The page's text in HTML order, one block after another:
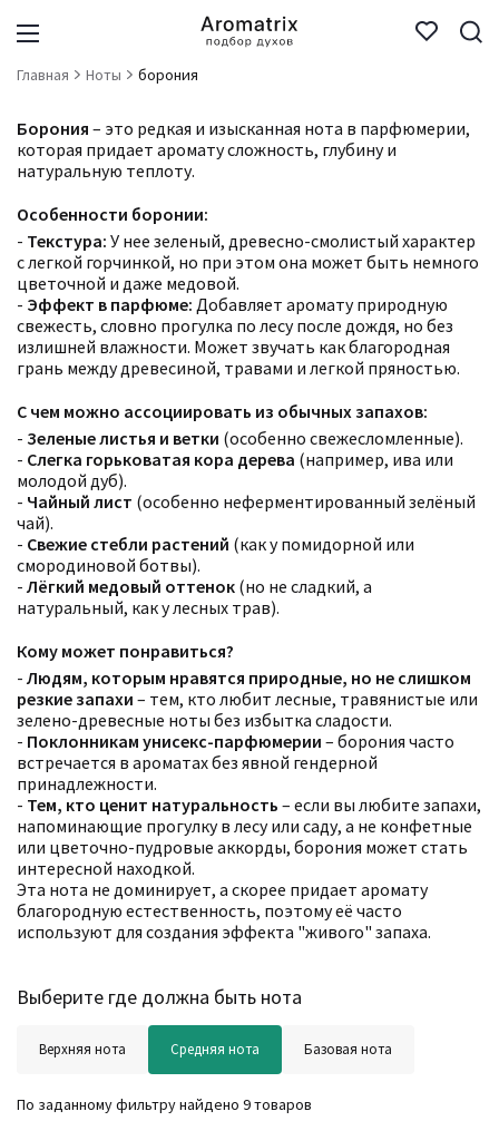
Главная Ноты борония
Борония – это редкая и изысканная нота в парфюмерии,
которая придает аромату сложность, глубину и
натуральную теплоту.
Особенности боронии:
- Текстура: У нее зеленый, древесно-смолистый характер
с легкой горчинкой, но при этом она может быть немного
цветочной и даже медовой.
- Эффект в парфюме: Добавляет аромату природную
свежесть, словно прогулка по лесу после дождя, но без
излишней влажности. Может звучать как благородная
грань между древесиной, травами и легкой пряностью.
С чем можно ассоциировать из обычных запахов:
- Зеленые листья и ветки (особенно свежесломленные).
- Слегка горьковатая кора дерева (например, ива или
молодой дуб).
- Чайный лист (особенно неферментированный зелёный
чай).
- Свежие стебли растений (как у помидорной или
смородиновой ботвы).
- Лёгкий медовый оттенок (но не сладкий, а
натуральный, как у лесных трав).
Кому может понравиться?
- Людям, которым нравятся природные, но не слишком
резкие запахи – тем, кто любит лесные, травянистые или
зелено-древесные ноты без избытка сладости.
- Поклонникам унисекс-парфюмерии – борония часто
встречается в ароматах без явной гендерной
принадлежности.
- Тем, кто ценит натуральность – если вы любите запахи,
напоминающие прогулку в лесу или саду, а не конфетные
или цветочно-пудровые аккорды, борония может стать
интересной находкой.
Эта нота не доминирует, а скорее придает аромату
благородную естественность, поэтому её часто
используют для создания эффекта "живого" запаха.
Выберите где должна быть нота
Верхняя нота Средняя нота Базовая нота
По заданному фильтру найдено 9 товаров